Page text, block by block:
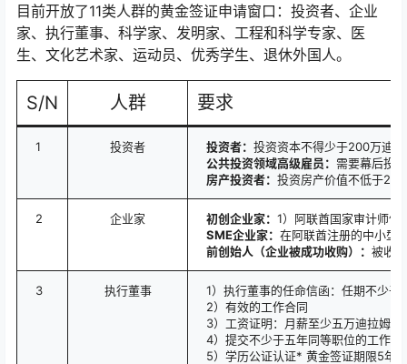
目前开放了11类人群的黄金签证申请窗口：投资者、企业
家、执行董事、科学家、发明家、工程和科学专家、医
生、文化艺术家、运动员、优秀学生、退休外国人。
S/N 人群 要求
1 投资者 投资者： 投资资本不得少于200万迪
公共投资领域高级雇员： 需要幕后投
房产投资者： 投资房产价值不低于
2 企业家 初创企业家： 1）阿联酋国家审计师
SME企业家： 在阿联酋注册的中小型
前创始人（企业被成功收购）： 被收
3 执行董事
1）执行董事的任命信函：任期不少于
2）有效的工作合同
3）工资证明：月薪至少五万迪拉姆
4）提交不少于五年同等职位的工作证
5）学历公证认证* 黄金签证期限5年